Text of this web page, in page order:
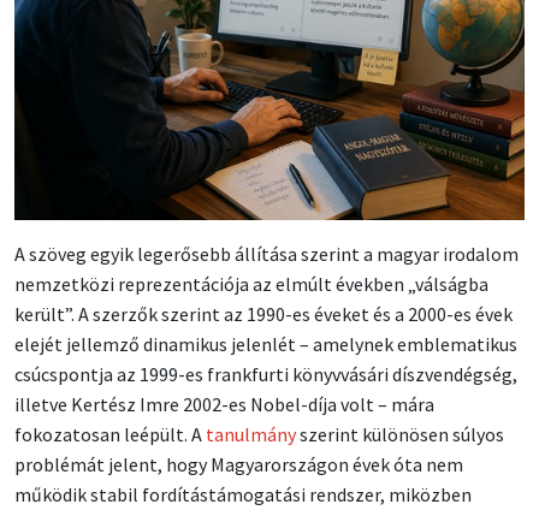
A szöveg egyik legerősebb állítása szerint a magyar irodalom
nemzetközi reprezentációja az elmúlt években „válságba
került”. A szerzők szerint az 1990-es éveket és a 2000-es évek
elejét jellemző dinamikus jelenlét – amelynek emblematikus
csúcspontja az 1999-es frankfurti könyvvásári díszvendégség,
illetve Kertész Imre 2002-es Nobel-díja volt – mára
fokozatosan leépült. A tanulmányszerint különösen súlyos
problémát jelent, hogy Magyarországon évek óta nem
működik stabil fordítástámogatási rendszer, miközben